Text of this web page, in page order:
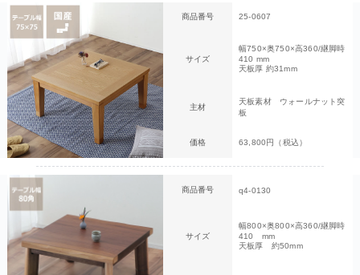
商品番号 25-0607
サイズ
幅750×奥750×高360/継脚時
410 mm
天板厚 約31mm
主材
天板素材 ウォールナット突
板
価格 63,800円（税込）
商品番号 q4-0130
サイズ
幅800×奥800×高360/継脚時
410 mm
天板厚 約50mm